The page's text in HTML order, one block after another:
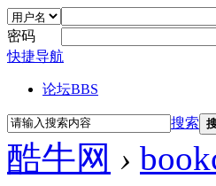
密码
快捷导航
论坛BBS
搜索
酷牛网 ›